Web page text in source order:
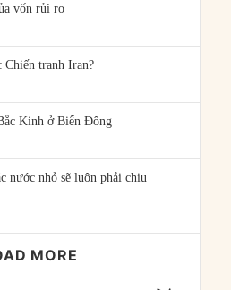
vốn rủi ro
Chiến tranh Iran?
Kinh ở Biển Đông
nước nhỏ sẽ luôn phải chịu
MORE